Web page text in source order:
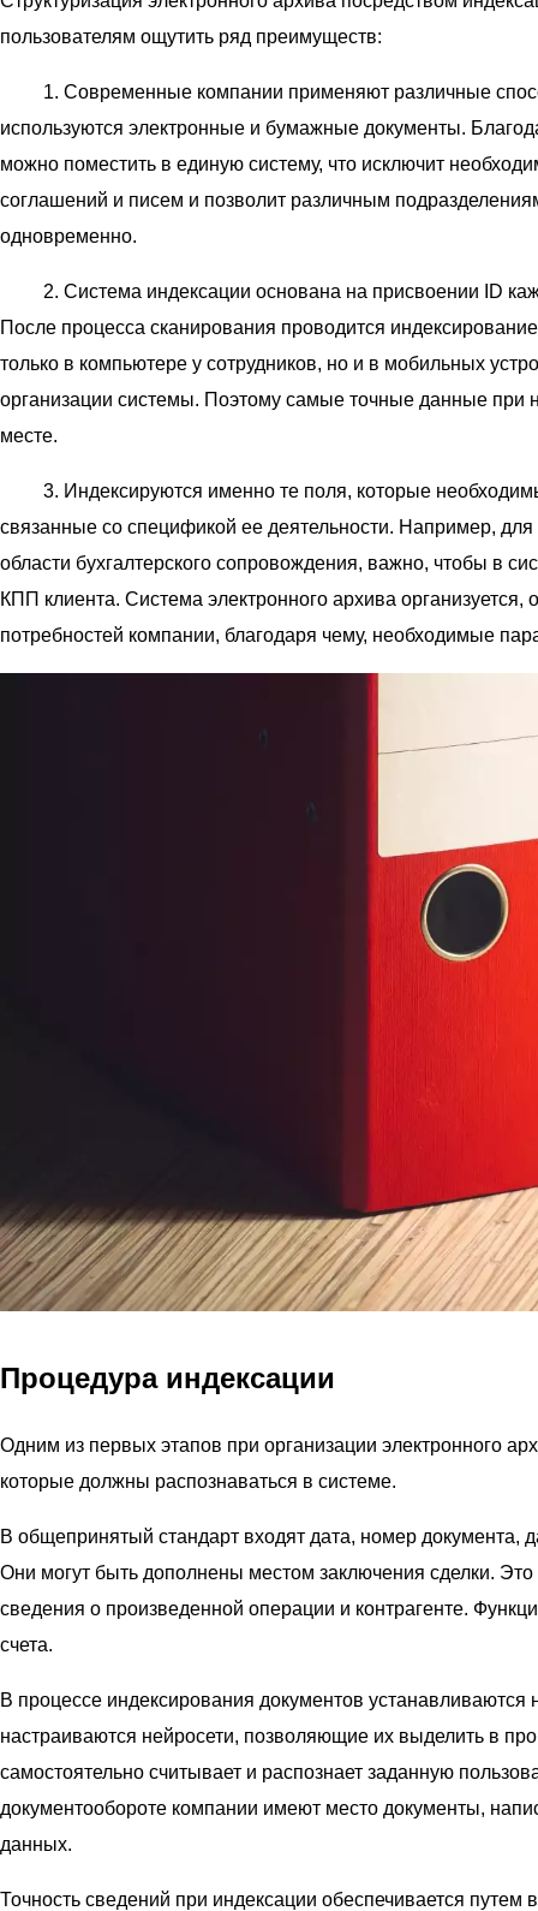
пользователям ощутить ряд преимуществ:
1. Современные компании применяют различные
используются электронные и бумажные документы.
можно поместить в единую систему, что исключит
соглашений и писем и позволит различным
одновременно.
2. Система индексации основана на присвоении ID
После процесса сканирования проводится
только в компьютере у сотрудников, но и в мобильных
организации системы. Поэтому самые точные данные при
месте.
3. Индексируются именно те поля, которые необходимы
связанные со спецификой ее деятельности. Например,
области бухгалтерского сопровождения, важно, чтобы в
КПП клиента. Система электронного архива организуется,
потребностей компании, благодаря чему, необходимые
Процедура индексации
Одним из первых этапов при организации электронного
которые должны распознаваться в системе.
В общепринятый стандарт входят дата, номер документа,
Они могут быть дополнены местом заключения сделки. Это
сведения о произведенной операции и контрагенте.
счета.
В процессе индексирования документов
настраиваются нейросети, позволяющие их выделить в
самостоятельно считывает и распознает заданную
документообороте компании имеют место документы,
данных.
Точность сведений при индексации обеспечивается